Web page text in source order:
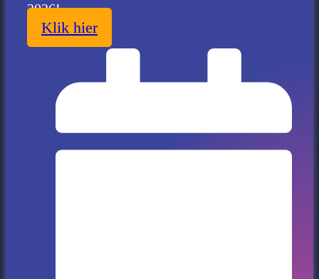
2026!
Klik hier